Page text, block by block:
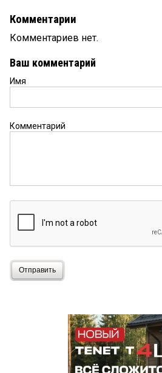
Комментарии
Комментариев нет.
Ваш комментарий
Имя
Комментарий
Отправить